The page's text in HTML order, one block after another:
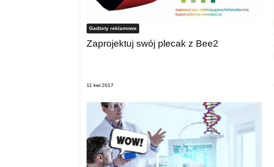
Gadżety reklamowe
Zaprojektuj swój plecak z Bee2
11 kwi 2017